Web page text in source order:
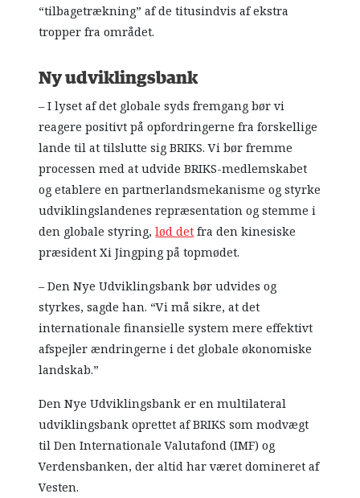
“tilbagetrækning” af de titusindvis af ekstra
tropper fra området.
Ny udviklingsbank
– I lyset af det globale syds fremgang bør vi
reagere positivt på opfordringerne fra forskellige
lande til at tilslutte sig BRIKS. Vi bør fremme
processen med at udvide BRIKS-medlemskabet
og etablere en partnerlandsmekanisme og styrke
udviklingslandenes repræsentation og stemme i
den globale styring,lød detfra den kinesiske
præsident Xi Jingping på topmødet.
– Den Nye Udviklingsbank bør udvides og
styrkes, sagde han. “Vi må sikre, at det
internationale finansielle system mere effektivt
afspejler ændringerne i det globale økonomiske
landskab.”
Den Nye Udviklingsbank er en multilateral
udviklingsbank oprettet af BRIKS som modvægt
til Den Internationale Valutafond (IMF) og
Verdensbanken, der altid har været domineret af
Vesten.